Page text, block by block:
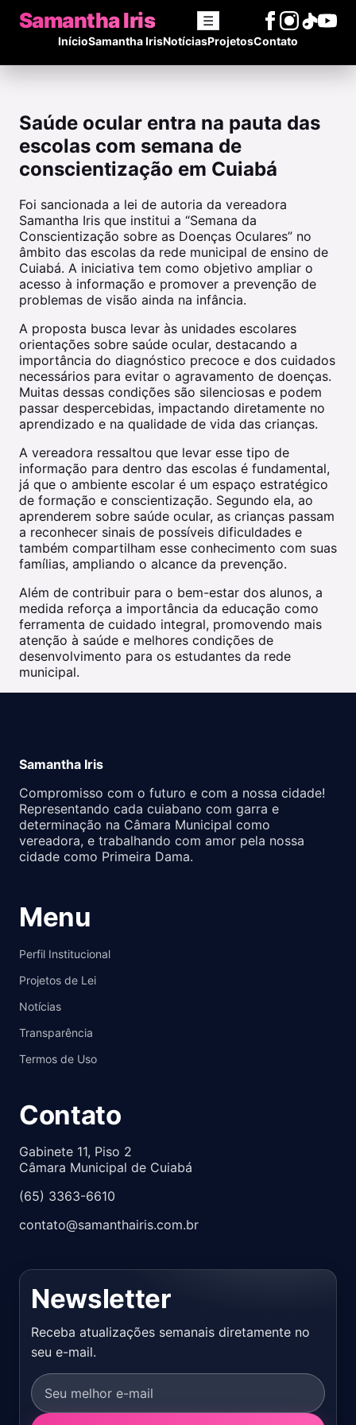
Samantha Iris ☰
InícioSamantha IrisNotíciasProjetosContato
Saúde ocular entra na pauta das
escolas com semana de
conscientização em Cuiabá
Foi sancionada a lei de autoria da vereadora
Samantha Iris que institui a “Semana da
Conscientização sobre as Doenças Oculares” no
âmbito das escolas da rede municipal de ensino de
Cuiabá. A iniciativa tem como objetivo ampliar o
acesso à informação e promover a prevenção de
problemas de visão ainda na infância.
A proposta busca levar às unidades escolares
orientações sobre saúde ocular, destacando a
importância do diagnóstico precoce e dos cuidados
necessários para evitar o agravamento de doenças.
Muitas dessas condições são silenciosas e podem
passar despercebidas, impactando diretamente no
aprendizado e na qualidade de vida das crianças.
A vereadora ressaltou que levar esse tipo de
informação para dentro das escolas é fundamental,
já que o ambiente escolar é um espaço estratégico
de formação e conscientização. Segundo ela, ao
aprenderem sobre saúde ocular, as crianças passam
a reconhecer sinais de possíveis dificuldades e
também compartilham esse conhecimento com suas
famílias, ampliando o alcance da prevenção.
Além de contribuir para o bem-estar dos alunos, a
medida reforça a importância da educação como
ferramenta de cuidado integral, promovendo mais
atenção à saúde e melhores condições de
desenvolvimento para os estudantes da rede
municipal.
Samantha Iris
Compromisso com o futuro e com a nossa cidade!
Representando cada cuiabano com garra e
determinação na Câmara Municipal como
vereadora, e trabalhando com amor pela nossa
cidade como Primeira Dama.
Menu
Perfil Institucional
Projetos de Lei
Notícias
Transparência
Termos de Uso
Contato
Gabinete 11, Piso 2
Câmara Municipal de Cuiabá
(65) 3363-6610
contato@samanthairis.com.br
Newsletter
Receba atualizações semanais diretamente no
seu e-mail.